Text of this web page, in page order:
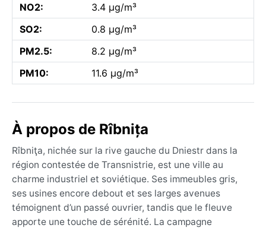
NO2:
3.4 µg/m³
SO2:
0.8 µg/m³
PM2.5:
8.2 µg/m³
PM10:
11.6 µg/m³
À propos de Rîbnița
Rîbniţa, nichée sur la rive gauche du Dniestr dans la
région contestée de Transnistrie, est une ville au
charme industriel et soviétique. Ses immeubles gris,
ses usines encore debout et ses larges avenues
témoignent d’un passé ouvrier, tandis que le fleuve
apporte une touche de sérénité. La campagne